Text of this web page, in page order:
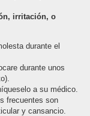
irritación, o
durante el
durante unos
a su médico.
frecuentes son
y cansancio.